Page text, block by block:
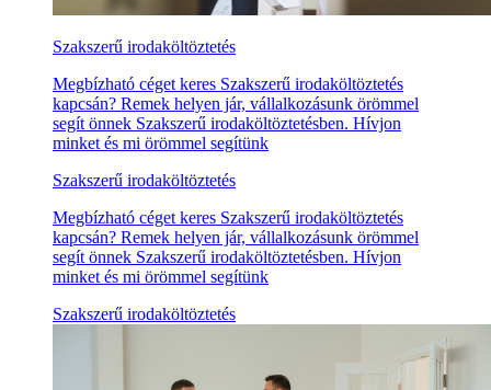
Szakszerű irodaköltöztetés
Megbízható céget keres Szakszerű irodaköltöztetés
kapcsán? Remek helyen jár, vállalkozásunk örömmel
segít önnek Szakszerű irodaköltöztetésben. Hívjon
minket és mi örömmel segítünk
Szakszerű irodaköltöztetés
Megbízható céget keres Szakszerű irodaköltöztetés
kapcsán? Remek helyen jár, vállalkozásunk örömmel
segít önnek Szakszerű irodaköltöztetésben. Hívjon
minket és mi örömmel segítünk
Szakszerű irodaköltöztetés